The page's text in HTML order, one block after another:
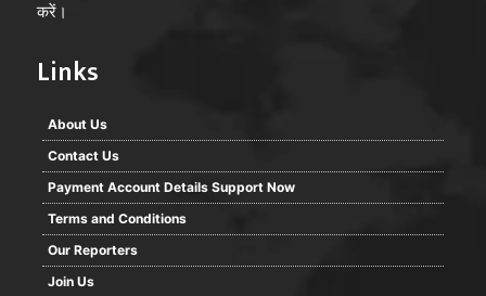
करें।
Links
About Us
Contact Us
Payment Account Details Support Now
Terms and Conditions
Our Reporters
Join Us